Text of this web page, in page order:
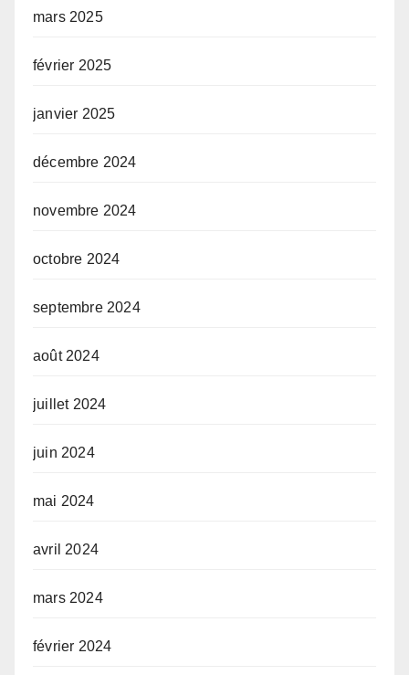
mars 2025
février 2025
janvier 2025
décembre 2024
novembre 2024
octobre 2024
septembre 2024
août 2024
juillet 2024
juin 2024
mai 2024
avril 2024
mars 2024
février 2024